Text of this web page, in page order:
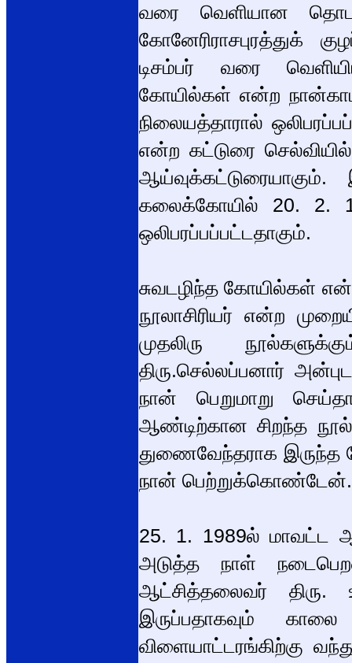
வரை வெளியான
கோனேரிராசபுரத்துக்
டிசம்பர் வரை
கோயில்கள் என்ற
நிலையத்தாரால்
என்ற கட்டுரை
கலைக்கோயில் 20. 2.
ஒலிபரப்பப்பட்டதாகும்.
சுவடழிந்த கோயில்கள்
நூலாசிரியர் என்ற
முதலிரு
திரு.செல்லப்பனார்
நான் பெறுமாறு
ஆண்டிற்கான சிறந்த நூல்
துணைவேந்தராக இருந்த
நான் பெற்றுக்கொண்டேன்.
25. 1. 1989ல் மாவட்ட
அடுத்த நாள்
ஆட்சித்தலைவர் திரு.
இருப்பதாகவும்
விளையாட்டரங்கிற்கு